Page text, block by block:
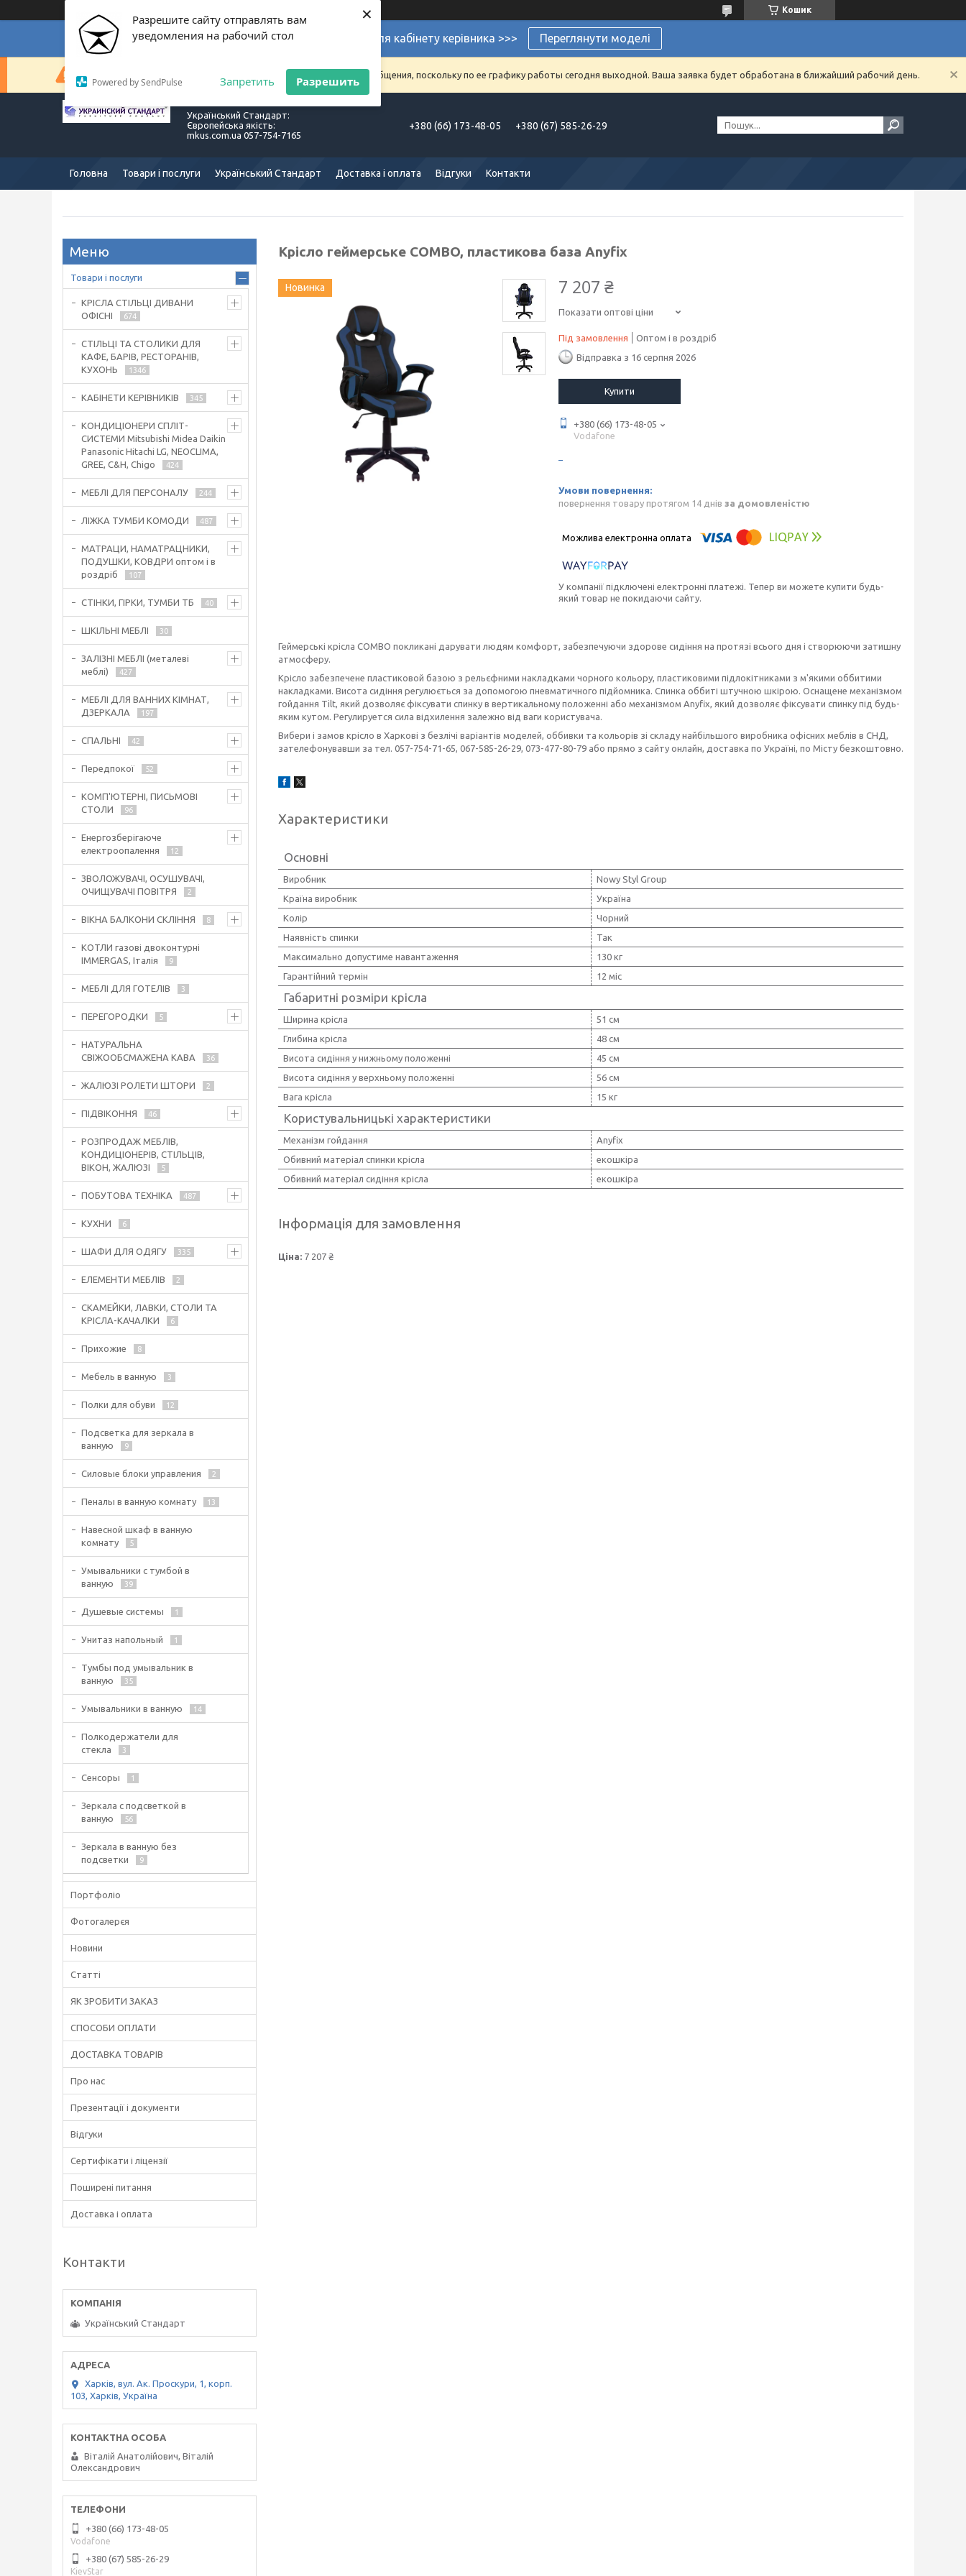
Разрешите сайту отправлять вам
уведомления на рабочий стол
Powered by SendPulse Запретить Разрешить
× Кошик
Супермеблі для кабінету керівника >>> Переглянути моделі
Сейчас компания не может быстро обрабатывать заказы и сообщения, поскольку по ее графику работы сегодня выходной. Ваша заявка будет обработана в ближайший рабочий день.
Український Стандарт:
Європейська якість:
mkus.com.ua 057-754-7165
+380 (66) 173-48-05 +380 (67) 585-26-29
Головна Товари і послуги Український Стандарт Доставка і оплата Відгуки Контакти
Крісло геймерське COMBO, пластикова база Anyfix
Новинка 7 207 ₴
Показати оптові ціни
Під замовлення
Оптом і в роздріб
Відправка з 16 серпня 2026
Купити
+380 (66) 173-48-05
Vodafone
повернення товару протягом 14 днів за домовленістю
У компанії підключені електронні платежі. Тепер ви можете купити будь-
який товар не покидаючи сайту.
Геймерські крісла COMBO покликані дарувати людям комфорт, забезпечуючи здорове сидіння на протязі всього дня і створюючи затишну
атмосферу.
Крісло забезпечене пластиковой базою з рельєфними накладками чорного кольору, пластиковими підлокітниками з м'якими оббитими
накладками. Висота сидіння регулюється за допомогою пневматичного підйомника. Спинка оббиті штучною шкірою. Оснащене механізмом
гойдання Tilt, який дозволяє фіксувати спинку в вертикальному положенні або механізмом Anyfix, який дозволяє фіксувати спинку під будь-
яким кутом. Регулируется сила відхилення залежно від ваги користувача.
Вибери і замов крісло в Харкові з безлічі варіантів моделей, оббивки та кольорів зі складу найбільшого виробника офісних меблів в СНД,
зателефонувавши за тел. 057-754-71-65, 067-585-26-29, 073-477-80-79 або прямо з сайту онлайн, доставка по Україні, по Місту безкоштовно.
Характеристики
Основні
Виробник
Nowy Styl Group
Країна виробник
Україна
Колір
Чорний
Наявність спинки
Так
Максимально допустиме навантаження
130 кг
Гарантійний термін
12 міс
Габаритні розміри крісла
Ширина крісла
51 см
Глибина крісла
48 см
Висота сидіння у нижньому положенні
45 см
Висота сидіння у верхньому положенні
56 см
Вага крісла
15 кг
Користувальницькі характеристики
Механізм гойдання
Anyfix
Обивний матеріал спинки крісла
екошкіра
Обивний матеріал сидіння крісла
екошкіра
Інформація для замовлення
Ціна: 7 207 ₴
Товари і послуги
КРІСЛА СТІЛЬЦІ ДИВАНИ
ОФІСНІ
674
СТІЛЬЦІ ТА СТОЛИКИ ДЛЯ
КАФЕ, БАРІВ, РЕСТОРАНІВ,
КУХОНЬ
1346
КАБІНЕТИ КЕРІВНИКІВ 345
КОНДИЦІОНЕРИ СПЛІТ-
СИСТЕМИ Mitsubishi Midea Daikin
Panasonic Hitachi LG, NEOCLIMA,
GREE, C&H, Chigo
424
МЕБЛІ ДЛЯ ПЕРСОНАЛУ 244
ЛІЖКА ТУМБИ КОМОДИ 487
МАТРАЦИ, НАМАТРАЦНИКИ,
ПОДУШКИ, КОВДРИ оптом і в
роздріб
107
СТІНКИ, ГІРКИ, ТУМБИ ТБ 40
ШКІЛЬНІ МЕБЛІ 30
ЗАЛІЗНІ МЕБЛІ (металеві
меблі)
427
МЕБЛІ ДЛЯ ВАННИХ КІМНАТ,
ДЗЕРКАЛА
197
СПАЛЬНІ 42
Передпокої 52
КОМП'ЮТЕРНІ, ПИСЬМОВІ
СТОЛИ
96
Енергозберігаюче
електроопалення
12
ЗВОЛОЖУВАЧІ, ОСУШУВАЧІ,
ОЧИЩУВАЧІ ПОВІТРЯ
2
ВІКНА БАЛКОНИ СКЛІННЯ 8
КОТЛИ газові двоконтурні
IMMERGAS, Італія
9
МЕБЛІ ДЛЯ ГОТЕЛІВ 3
ПЕРЕГОРОДКИ 5
НАТУРАЛЬНА
СВІЖООБСМАЖЕНА КАВА
36
ЖАЛЮЗІ РОЛЕТИ ШТОРИ 2
ПІДВІКОННЯ 46
РОЗПРОДАЖ МЕБЛІВ,
КОНДИЦІОНЕРІВ, СТІЛЬЦІВ,
ВІКОН, ЖАЛЮЗІ
5
ПОБУТОВА ТЕХНІКА 487
КУХНИ 6
ШАФИ ДЛЯ ОДЯГУ 335
ЕЛЕМЕНТИ МЕБЛІВ 2
СКАМЕЙКИ, ЛАВКИ, СТОЛИ ТА
КРІСЛА-КАЧАЛКИ
6
Прихожие 8
Мебель в ванную 3
Полки для обуви 12
Подсветка для зеркала в
ванную
9
Силовые блоки управления 2
Пеналы в ванную комнату 13
Навесной шкаф в ванную
комнату
5
Умывальники с тумбой в
ванную
39
Душевые системы 1
Унитаз напольный 1
Тумбы под умывальник в
ванную
35
Умывальники в ванную 14
Полкодержатели для
стекла
3
Сенсоры 1
Зеркала с подсветкой в
ванную
56
Зеркала в ванную без
подсветки
9
Портфоліо
Фотогалерєя
Новини
Статті
ЯК ЗРОБИТИ ЗАКАЗ
СПОСОБИ ОПЛАТИ
ДОСТАВКА ТОВАРІВ
Про нас
Презентації і документи
Відгуки
Сертифікати і ліцензії
Поширені питання
Доставка і оплата
Контакти
Український Стандарт
Харків, вул. Ак. Проскури, 1, корп.
103, Харків, Україна
Віталій Анатолійович, Віталій
Олександрович
+380 (66) 173-48-05
Vodafone
+380 (67) 585-26-29
KievStar